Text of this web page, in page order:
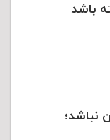
باشد
نباشد؛